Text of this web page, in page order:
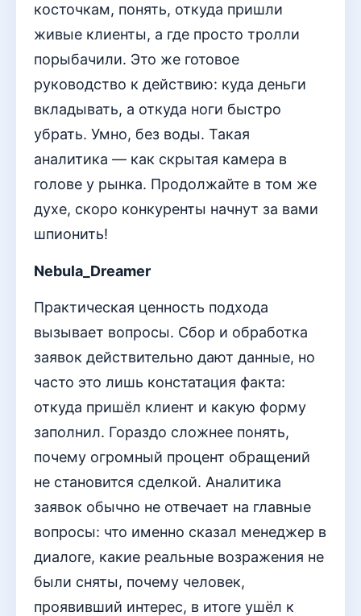
косточкам, понять, откуда пришли
живые клиенты, а где просто тролли
порыбачили. Это же готовое
руководство к действию: куда деньги
вкладывать, а откуда ноги быстро
убрать. Умно, без воды. Такая
аналитика — как скрытая камера в
голове у рынка. Продолжайте в том же
духе, скоро конкуренты начнут за вами
шпионить!
Nebula_Dreamer
Практическая ценность подхода
вызывает вопросы. Сбор и обработка
заявок действительно дают данные, но
часто это лишь констатация факта:
откуда пришёл клиент и какую форму
заполнил. Гораздо сложнее понять,
почему огромный процент обращений
не становится сделкой. Аналитика
заявок обычно не отвечает на главные
вопросы: что именно сказал менеджер в
диалоге, какие реальные возражения не
были сняты, почему человек,
проявивший интерес, в итоге ушёл к